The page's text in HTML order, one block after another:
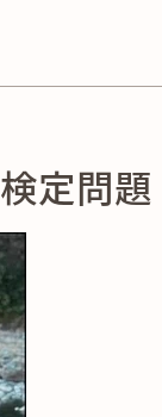
定問題